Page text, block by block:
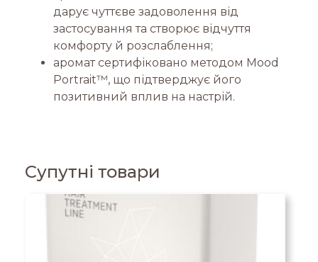
дарує чуттєве задоволення від
застосування та створює відчуття
комфорту й розслаблення;
аромат сертифіковано методом Mood
Portrait™, що підтверджує його
позитивний вплив на настрій.
Супутні товари